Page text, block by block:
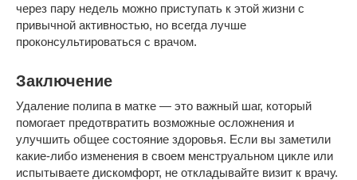
через пару недель можно приступать к этой жизни с
привычной активностью, но всегда лучше
проконсультироваться с врачом.
Заключение
Удаление полипа в матке — это важный шаг, который
помогает предотвратить возможные осложнения и
улучшить общее состояние здоровья. Если вы заметили
какие-либо изменения в своем менструальном цикле или
испытываете дискомфорт, не откладывайте визит к врачу.